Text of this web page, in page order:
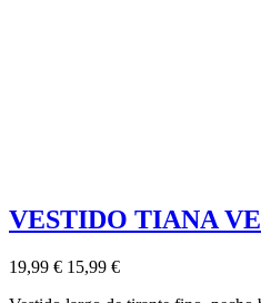
VESTIDO TIANA
19,99 € 15,99 €